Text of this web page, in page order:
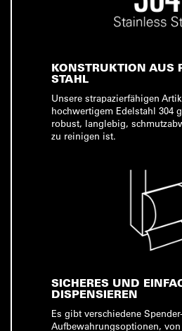
KONSTRUKTION AUS
STAHL
Unsere strapazierfähigen
hochwertigem Edelstahl 304
robust, langlebig,
zu reinigen ist.
SICHERES UND
DISPENSIEREN
Es gibt verschiedene
Aufbewahrungsoptionen,